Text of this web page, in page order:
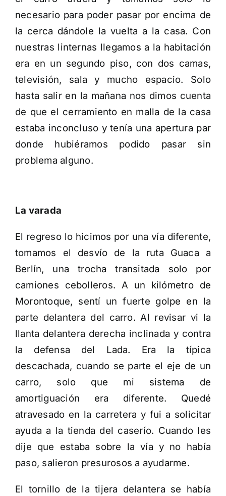
necesario para poder pasar por encima de
la cerca dándole la vuelta a la casa. Con
nuestras linternas llegamos a la habitación
era en un segundo piso, con dos camas,
televisión, sala y mucho espacio. Solo
hasta salir en la mañana nos dimos cuenta
de que el cerramiento en malla de la casa
estaba inconcluso y tenía una apertura par
donde hubiéramos podido pasar sin
problema alguno.
La varada
El regreso lo hicimos por una vía diferente,
tomamos el desvío de la ruta Guaca a
Berlín, una trocha transitada solo por
camiones cebolleros. A un kilómetro de
Morontoque, sentí un fuerte golpe en la
parte delantera del carro. Al revisar vi la
llanta delantera derecha inclinada y contra
la defensa del Lada. Era la típica
descachada, cuando se parte el eje de un
carro, solo que mi sistema de
amortiguación era diferente. Quedé
atravesado en la carretera y fui a solicitar
ayuda a la tienda del caserío. Cuando les
dije que estaba sobre la vía y no había
paso, salieron presurosos a ayudarme.
El tornillo de la tijera delantera se había